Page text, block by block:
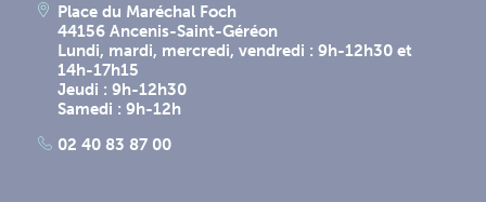
Place du Maréchal Foch
44156 Ancenis-Saint-Géréon
Lundi, mardi, mercredi, vendredi : 9h-12h30 et
14h-17h15
Jeudi : 9h-12h30
Samedi : 9h-12h
02 40 83 87 00